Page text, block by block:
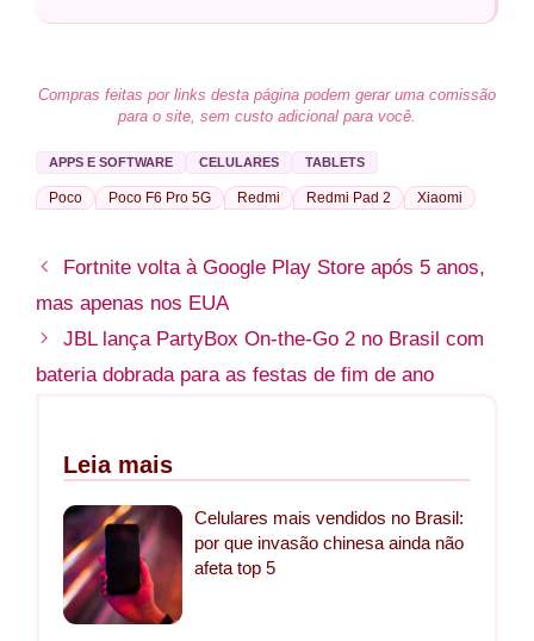
Compras feitas por links desta página podem gerar uma comissão
para o site, sem custo adicional para você.
APPS E SOFTWARE CELULARES TABLETS
Poco Poco F6 Pro 5G Redmi Redmi Pad 2 Xiaomi
Fortnite volta à Google Play Store após 5 anos,
mas apenas nos EUA
JBL lança PartyBox On-the-Go 2 no Brasil com
bateria dobrada para as festas de fim de ano
Leia mais
Celulares mais vendidos no Brasil:
por que invasão chinesa ainda não
afeta top 5